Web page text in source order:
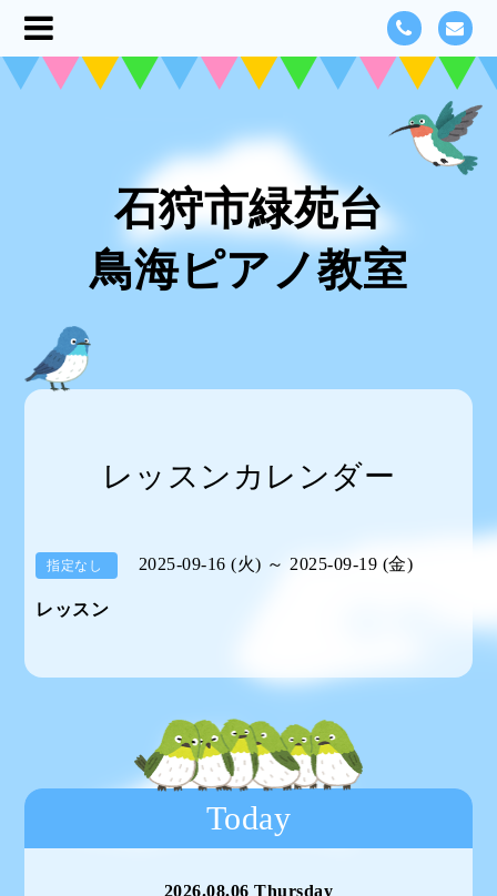
石狩市緑苑台
鳥海ピアノ教室
レッスンカレンダー
指定なし 2025-09-16 (火) ～ 2025-09-19 (金)
レッスン
Today
2026.08.06 Thursday